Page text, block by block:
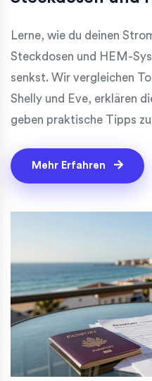
Lerne, wie du deinen
Steckdosen und HEM-
senkst. Wir vergleichen
Shelly und Eve, erklären
geben praktische Tipps
Mehr Erfahren